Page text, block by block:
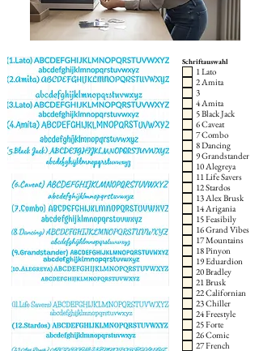
Schriftauswahl
1 Lato
2 Amita
3
4 Amita
5 Black Jack
6 Caveat
7 Combo
8 Dancing
9 Grandstander
10 Alegreya
11 Life Savers
12 Stardos
13 Alex Brusk
14 Arigania
15 Feasibily
16 Grand Vibes
17 Mountains
18 Pinyon
19 Eduardion
20 Bradley
21 Brusk
22 Californian
23 Chiller
24 Freestyle
25 Forte
26 Comic
27 French